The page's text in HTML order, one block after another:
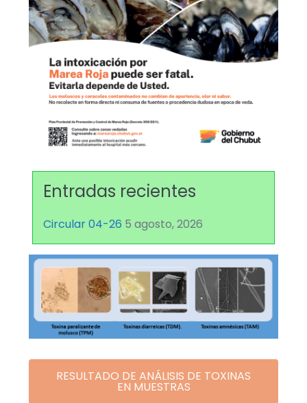
Entradas recientes
Circular 04-26 5 agosto, 2026
RESULTADO DE ANÁLISIS DE TOXINAS
EN MUESTRAS